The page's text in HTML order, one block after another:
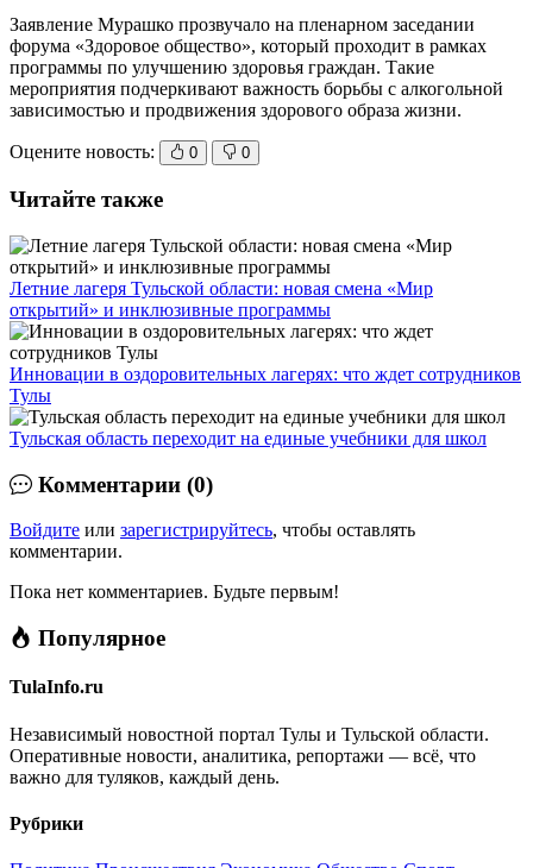
Заявление Мурашко прозвучало на пленарном заседании
форума «Здоровое общество», который проходит в рамках
программы по улучшению здоровья граждан. Такие
мероприятия подчеркивают важность борьбы с алкогольной
зависимостью и продвижения здорового образа жизни.
Оцените новость: 0 0
Читайте также
Летние лагеря Тульской области: новая смена «Мир
открытий» и инклюзивные программы
Инновации в оздоровительных лагерях: что ждет сотрудников
Тулы
Тульская область переходит на единые учебники для школ
Комментарии (0)
Войдите или зарегистрируйтесь, чтобы оставлять
комментарии.
Пока нет комментариев. Будьте первым!
Популярное
TulaInfo.ru
Независимый новостной портал Тулы и Тульской области.
Оперативные новости, аналитика, репортажи — всё, что
важно для туляков, каждый день.
Рубрики